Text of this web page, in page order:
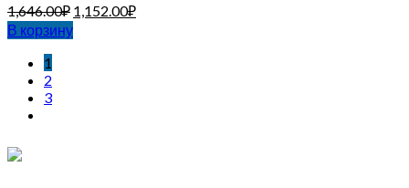
1,646.00₽ 1,152.00₽
В корзину
1
2
3